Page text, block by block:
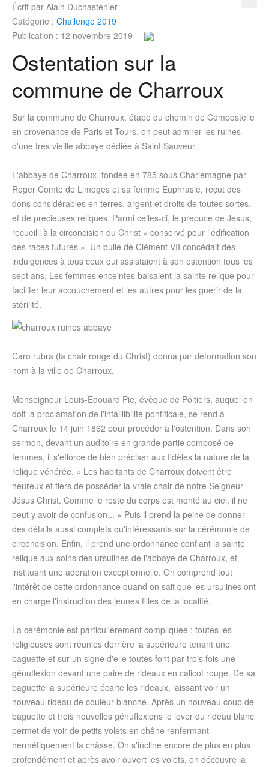
Écrit par Alain Duchasténier
Catégorie : Challenge 2019
Publication : 12 novembre 2019
Ostentation sur la
commune de Charroux
Sur la commune de Charroux, étape du chemin de Compostelle
en provenance de Paris et Tours, on peut admirer les ruines
d'une très vieille abbaye dédiée à Saint Sauveur.
L'abbaye de Charroux, fondée en 785 sous Charlemagne par
Roger Comte de Limoges et sa femme Euphrasie, reçut des
dons considérables en terres, argent et droits de toutes sortes,
et de précieuses reliques. Parmi celles-ci, le prépuce de Jésus,
recueilli à la circoncision du Christ « conservé pour l'édification
des races futures ». Un bulle de Clément VII concédait des
indulgences à tous ceux qui assistaient à son ostention tous les
sept ans. Les femmes enceintes baisaient la sainte relique pour
faciliter leur accouchement et les autres pour les guérir de la
stérilité.
Caro rubra (la chair rouge du Christ) donna par déformation son
nom à la ville de Charroux.
Monseigneur Louis-Edouard Pie, évêque de Poitiers, auquel on
doit la proclamation de l'infaillibilité pontificale, se rend à
Charroux le 14 juin 1862 pour procéder à l'ostention. Dans son
sermon, devant un auditoire en grande partie composé de
femmes, il s'efforce de bien préciser aux fidèles la nature de la
relique vénérée. « Les habitants de Charroux doivent être
heureux et fiers de posséder la vraie chair de notre Seigneur
Jésus Christ. Comme le reste du corps est monté au ciel, il ne
peut y avoir de confusion... » Puis il prend la peine de donner
des détails aussi complets qu'intéressants sur la cérémonie de
circoncision. Enfin, il prend une ordonnance confiant la sainte
relique aux soins des ursulines de l'abbaye de Charroux, et
instituant une adoration exceptionnelle. On comprend tout
l'intérêt de cette ordonnance quand on sait que les ursulines ont
en charge l'instruction des jeunes filles de la localité.
La cérémonie est particulièrement compliquée : toutes les
religieuses sont réunies derrière la supérieure tenant une
baguette et sur un signe d'elle toutes font par trois fois une
génuflexion devant une paire de rideaux en calicot rouge. De sa
baguette la supérieure écarte les rideaux, laissant voir un
nouveau rideau de couleur blanche. Après un nouveau coup de
baguette et trois nouvelles génuflexions le lever du rideau blanc
permet de voir de petits volets en chêne renfermant
hermétiquement la châsse. On s'incline encore de plus en plus
profondément et après avoir ouvert les volets, on découvre la